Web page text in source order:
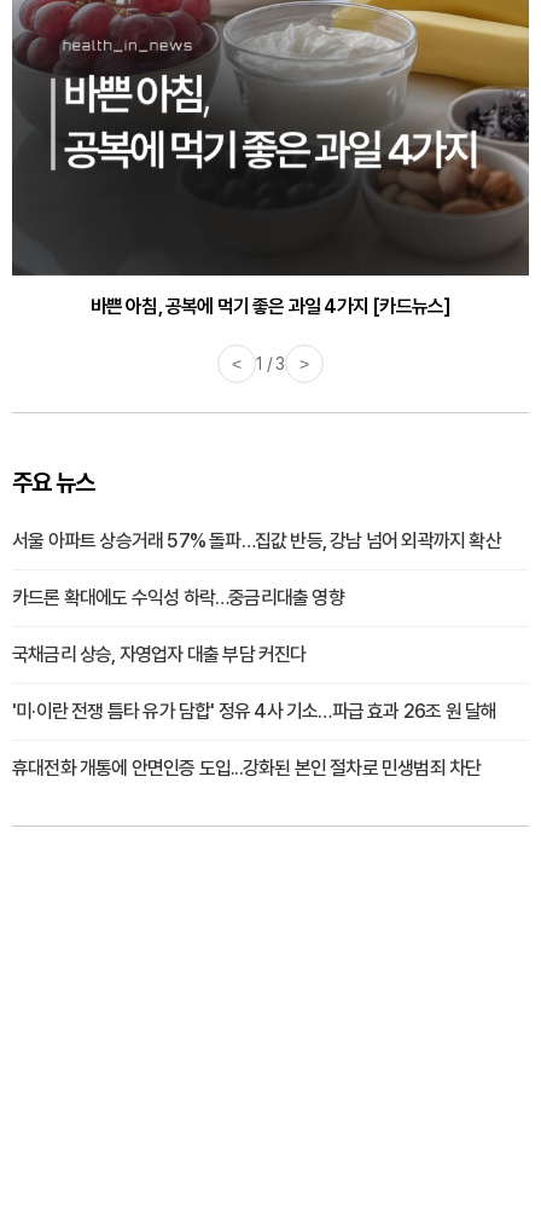
바쁜 아침, 공복에 먹기 좋은 과일 4가지 [카드뉴스]
< 1 / 3 >
주요 뉴스
서울 아파트 상승거래 57% 돌파…집값 반등, 강남 넘어 외곽까지 확산
카드론 확대에도 수익성 하락…중금리대출 영향
국채금리 상승, 자영업자 대출 부담 커진다
'미·이란 전쟁 틈타 유가 담합' 정유 4사 기소…파급 효과 26조 원 달해
휴대전화 개통에 안면인증 도입...강화된 본인 절차로 민생범죄 차단